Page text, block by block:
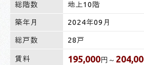
総階数 地上10階
築年月 2024年09月
総戸数 28戸
賃料 195,000円～